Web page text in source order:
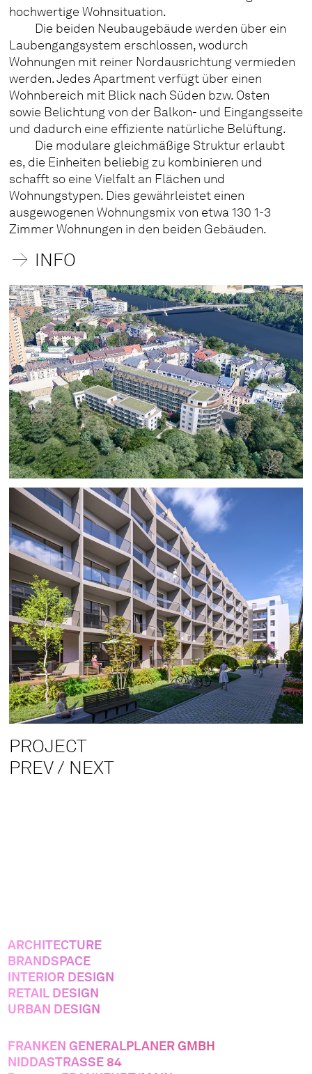
hochwertige Wohnsituation.
Die beiden Neubaugebäude werden über ein
Laubengangsystem erschlossen, wodurch
Wohnungen mit reiner Nordausrichtung vermieden
werden. Jedes Apartment verfügt über einen
Wohnbereich mit Blick nach Süden bzw. Osten
sowie Belichtung von der Balkon- und Eingangsseite
und dadurch eine effiziente natürliche Belüftung.
Die modulare gleichmäßige Struktur erlaubt
es, die Einheiten beliebig zu kombinieren und
schafft so eine Vielfalt an Flächen und
Wohnungstypen. Dies gewährleistet einen
ausgewogenen Wohnungsmix von etwa 130 1-3
Zimmer Wohnungen in den beiden Gebäuden.
INFO
PROJECT
PREV / NEXT
ARCHITECTURE
BRANDSPACE
INTERIOR DESIGN
RETAIL DESIGN
URBAN DESIGN
ARCHITECTURE
BRANDSPACE
INTERIOR DESIGN
RETAIL DESIGN
URBAN DESIGN
FRANKEN GENERALPLANER GMBH
NIDDASTRASSE 84
FRANKEN GENERALPLANER GMBH
NIDDASTRASSE 84